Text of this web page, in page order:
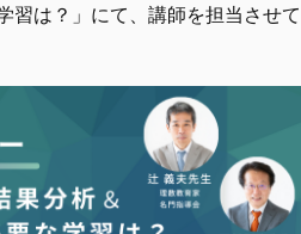
習は？」にて、講師を担当させて